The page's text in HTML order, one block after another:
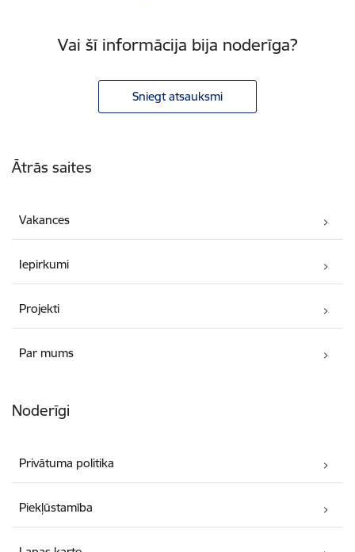
Vai šī informācija bija noderīga?
Sniegt atsauksmi
Ātrās saites
Vakances
Iepirkumi
Projekti
Par mums
Noderīgi
Privātuma politika
Piekļūstamība